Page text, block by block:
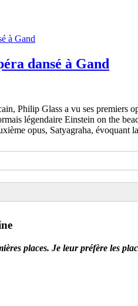
dansé à Gand
Philip Glass a vu ses premiers
légendaire Einstein on the
opus, Satyagraha,
places. Je leur préfère les